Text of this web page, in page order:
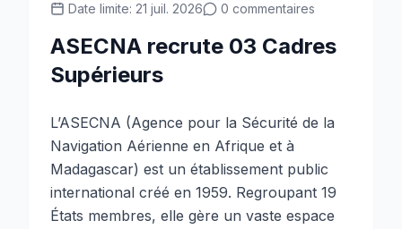
Date limite: 21 juil. 2026
0 commentaires
ASECNA recrute 03 Cadres
Supérieurs
L’ASECNA (Agence pour la Sécurité de la
Navigation Aérienne en Afrique et à
Madagascar) est un établissement public
international créé en 1959. Regroupant 19
États membres, elle gère un vaste espace